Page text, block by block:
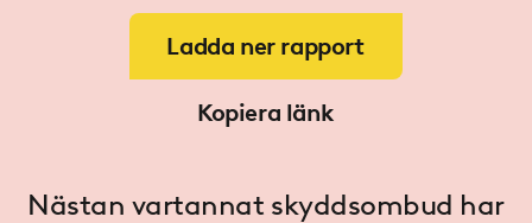
Ladda ner rapport
Kopiera länk
Nästan vartannat skyddsombud har